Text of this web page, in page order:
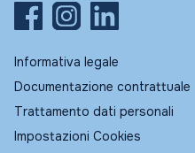
Informativa legale
Documentazione contrattuale
Trattamento dati personali
Impostazioni Cookies